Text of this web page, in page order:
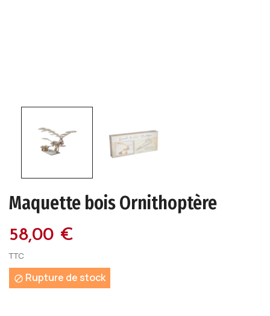
Maquette bois Ornithoptère
58,00 €
TTC
 Rupture de stock